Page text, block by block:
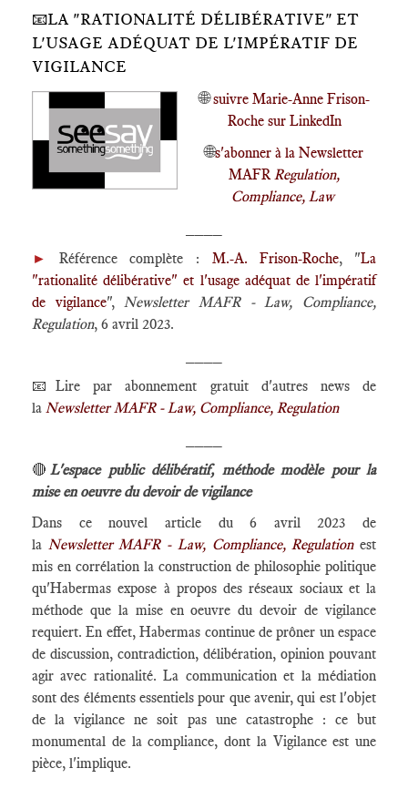
📧LA "RATIONALITÉ DÉLIBÉRATIVE" ET
L'USAGE ADÉQUAT DE L'IMPÉRATIF DE
VIGILANCE
🌐 suivre Marie-Anne Frison-
Roche sur LinkedIn
🌐s'abonner à la Newsletter
MAFRRegulation,
Compliance, Law
► Référence complète : M.-A. Frison-Roche, "La
"rationalité délibérative" et l'usage adéquat de l'impératif
de vigilance",Newsletter MAFR - Law, Compliance,
Regulation, 6 avril 2023.
📧Lire par abonnement gratuit d'autres news de
la Newsletter MAFR - Law, Compliance, Regulation
🔴L'espace public délibératif, méthode modèle pour la
mise en oeuvre du devoir de vigilance
Dans ce nouvel article du 6 avril 2023 de
la Newsletter MAFR - Law, Compliance, Regulationest
mis en corrélation la construction de philosophie politique
qu'Habermas expose à propos des réseaux sociaux et la
méthode que la mise en oeuvre du devoir de vigilance
requiert. En effet, Habermas continue de prôner un espace
de discussion, contradiction, délibération, opinion pouvant
agir avec rationalité. La communication et la médiation
sont des éléments essentiels pour que avenir, qui est l'objet
de la vigilance ne soit pas une catastrophe : ce but
monumental de la compliance, dont la Vigilance est une
pièce, l'implique.